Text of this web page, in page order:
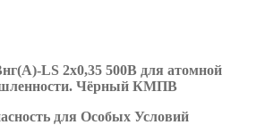
LS 2х0,35 500В для атомной
Чёрный КМПВ
для Особых Условий